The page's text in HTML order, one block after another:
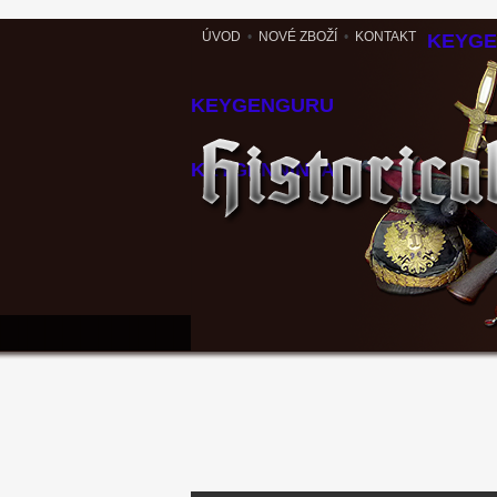
ÚVOD • NOVÉ ZBOŽÍ • KONTAKT
KEYGENGURU
KEYGENNINJA